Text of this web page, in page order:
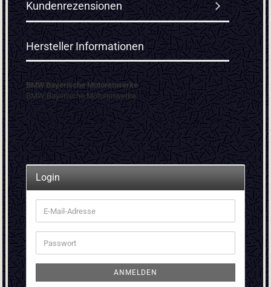
Kundenrezensionen
Hersteller Informationen
BMW Bayerische Motorenwerke
BMW Bayerische Motorenwerke
Login
E-
Mail-
Adresse
Passwort
ANMELDEN